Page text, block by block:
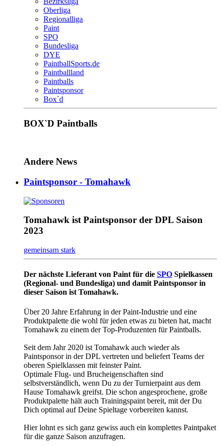
Oberliga
Regionalliga
Paint
SPO
Bundesliga
DYE
PaintballSports.de
Paintballland
Paintballs
Paintsponsor
Box´d
BOX`D Paintballs
Andere News
Paintsponsor - Tomahawk
Tomahawk ist Paintsponsor der DPL Saison
2023
gemeinsam stark
Der nächste Lieferant von Paint für die SPO Spielkassen
(Regional- und Bundesliga) und damit Paintsponsor in
dieser Saison ist Tomahawk.
Über 20 Jahre Erfahrung in der Paint-Industrie und eine
Produktpalette die wohl für jeden etwas zu bieten hat, macht
Tomahawk zu einem der Top-Produzenten für Paintballs.
Seit dem Jahr 2020 ist Tomahawk auch wieder als
Paintsponsor in der DPL vertreten und beliefert Teams der
oberen Spielklassen mit feinster Paint.
Optimale Flug- und Brucheigenschaften sind
selbstverständlich, wenn Du zu der Turnierpaint aus dem
Hause Tomahawk greifst. Die schon angesprochene, große
Produktpalette hält auch Trainingspaint bereit, mit der Du
Dich optimal auf Deine Spieltage vorbereiten kannst.
Hier lohnt es sich ganz gewiss auch ein komplettes Paintpaket
für die ganze Saison anzufragen.